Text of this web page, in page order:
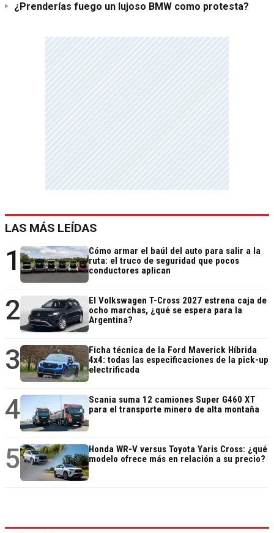
¿Prenderías fuego un lujoso BMW como protesta?
LAS MÁS LEÍDAS
1
Cómo armar el baúl del auto para salir a la
ruta: el truco de seguridad que pocos
conductores aplican
2
El Volkswagen T-Cross 2027 estrena caja de
ocho marchas, ¿qué se espera para la
Argentina?
3
Ficha técnica de la Ford Maverick Híbrida
4x4: todas las especificaciones de la pick-up
electrificada
4
Scania suma 12 camiones Super G460 XT
para el transporte minero de alta montaña
5
Honda WR-V versus Toyota Yaris Cross: ¿qué
modelo ofrece más en relación a su precio?